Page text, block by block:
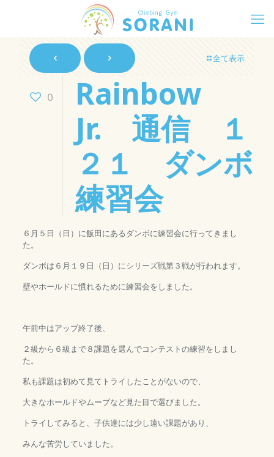
全て表示
0
Rainbow
Jr. 通信 １
２１ ダンボ
練習会
６月５日（日）に飯田にあるダンボに練習会に行ってきまし
た。
ダンボは６月１９日（日）にシリーズ戦第３戦が行われます。
壁やホールドに慣れるために練習会をしました。
午前中はアップ終了後、
２級から６級まで８課題を選んでコンテストの練習をしまし
た。
私も課題は初めて見てトライしたことがないので、
大きなホールドやムーブなど見た目で選びました。
トライしてみると、子供達には少し遠い課題があり、
みんな苦労していました。